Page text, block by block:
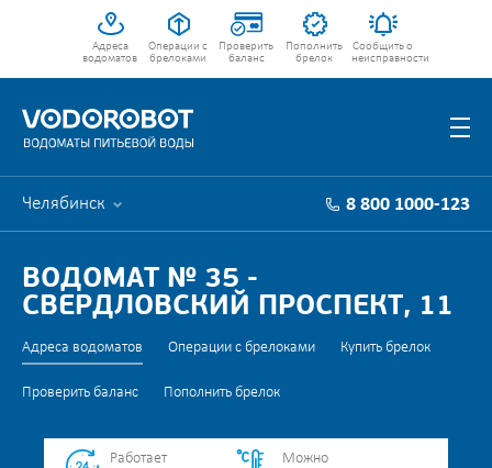
Адреса
водоматов
Операции с
брелоками
Проверить
баланс
Пополнить
брелок
Сообщить о
неисправности
Челябинск 8 800 1000-123
ВОДОМАТ № 35 -
СВЕРДЛОВСКИЙ ПРОСПЕКТ, 11
Адреса водоматов Операции с брелоками Купить брелок
Проверить баланс Пополнить брелок
Работает
Можно